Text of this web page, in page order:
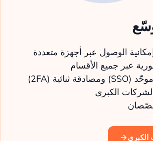
الوصول عبر أجهزة متعددة
عبر جميع الأقسام
تسجيل دخول موحّد (SSO) ومصادقة ثنائية (2FA)
الكبرى
الكبرى